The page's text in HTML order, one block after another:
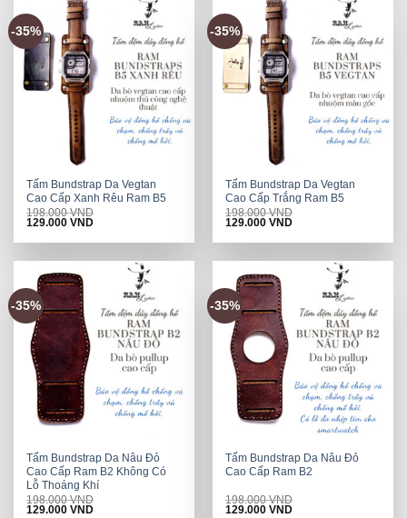
-35%
Tấm Bundstrap Da Vegtan
Cao Cấp Xanh Rêu Ram B5
198.000VND
Original
was:
129.000VNDCurrent
is:
-35%
Tấm Bundstrap Da Vegtan
Cao Cấp Trắng Ram B5
198.000VND
Original
was:
129.000VNDCurrent
is:
-35%
Tấm Bundstrap Da Nâu Đỏ
Cao Cấp Ram B2 Không Có
Lỗ Thoáng Khí
198.000VND
Original
129.000VNDCurrent
-35%
Tấm Bundstrap Da Nâu Đỏ
Cao Cấp Ram B2
198.000VND
Original
129.000VNDCurrent